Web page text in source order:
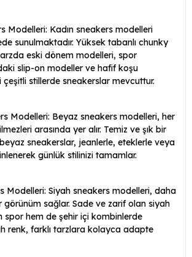
Modelleri: Kadın sneakers modelleri
sunulmaktadır. Yüksek tabanlı chunky
eski dönem modelleri, spor
slip-on modeller ve hafif koşu
çeşitli stillerde sneakerslar mevcuttur.
Modelleri: Beyaz sneakers modelleri, her
arasında yer alır. Temiz ve şık bir
sneakerslar, jeanlerle, eteklerle veya
günlük stilinizi tamamlar.
Modelleri: Siyah sneakers modelleri, daha
görünüm sağlar. Sade ve zarif olan siyah
spor hem de şehir içi kombinlerde
renk, farklı tarzlara kolayca adapte